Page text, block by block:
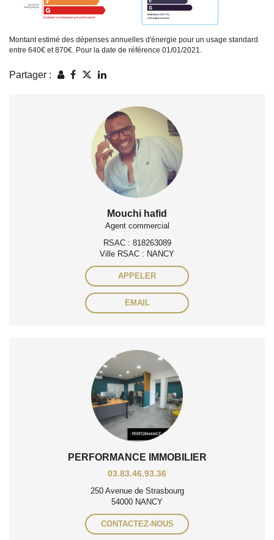
Montant estimé des dépenses annuelles d'énergie pour un usage standard
entre 640€ et 870€. Pour la date de référence 01/01/2021.
Partager :
Mouchi hafid
Agent commercial
RSAC : 818263089
Ville RSAC : NANCY
APPELER
EMAIL
PERFORMANCE IMMOBILIER
03.83.46.93.36
250 Avenue de Strasbourg
54000 NANCY
CONTACTEZ-NOUS